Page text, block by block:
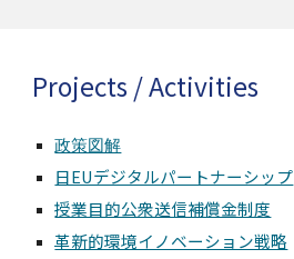
Projects / Activities
政策図解
日EUデジタルパートナーシップ
授業目的公衆送信補償金制度
革新的環境イノベーション戦略